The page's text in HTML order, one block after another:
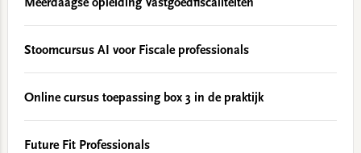
Meerdaagse opleiding Vastgoedfiscaliteiten
Stoomcursus AI voor Fiscale professionals
Online cursus toepassing box 3 in de praktijk
Future Fit Professionals